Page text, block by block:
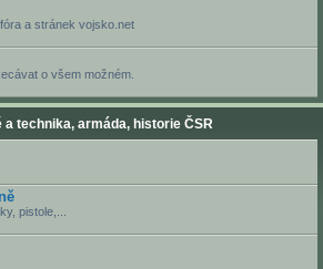
a stránek vojsko.net
o všem možném.
a technika, armáda, historie ČSR
pistole,...